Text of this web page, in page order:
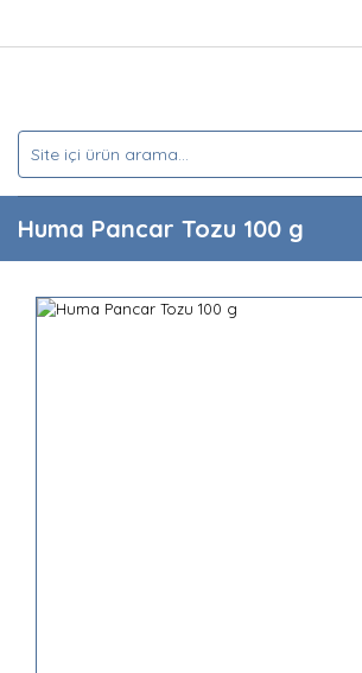
Huma Pancar Tozu 100 g